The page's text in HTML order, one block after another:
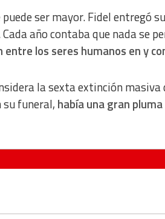
ser mayor. Fidel entregó
año contaba que nada se
los seres humanos en y
la sexta extinción masiva
funeral, había una gran